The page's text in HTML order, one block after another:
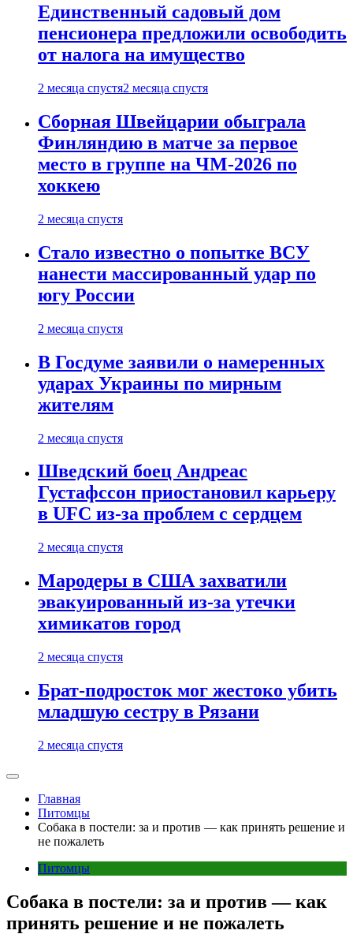
Единственный садовый дом
пенсионера предложили освободить
от налога на имущество
2 месяца спустя2 месяца спустя
Сборная Швейцарии обыграла
Финляндию в матче за первое
место в группе на ЧМ-2026 по
хоккею
2 месяца спустя
Стало известно о попытке ВСУ
нанести массированный удар по
югу России
2 месяца спустя
В Госдуме заявили о намеренных
ударах Украины по мирным
жителям
2 месяца спустя
Шведский боец Андреас
Густафссон приостановил карьеру
в UFC из-за проблем с сердцем
2 месяца спустя
Мародеры в США захватили
эвакуированный из-за утечки
химикатов город
2 месяца спустя
Брат-подросток мог жестоко убить
младшую сестру в Рязани
2 месяца спустя
Главная
Питомцы
Собака в постели: за и против — как принять решение и
не пожалеть
Питомцы
Собака в постели: за и против — как
принять решение и не пожалеть